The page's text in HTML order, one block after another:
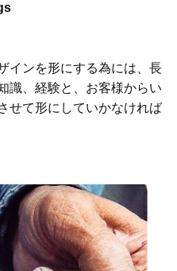
インを形にする為には、長
識、経験と、お客様からい
せて形にしていかなければ